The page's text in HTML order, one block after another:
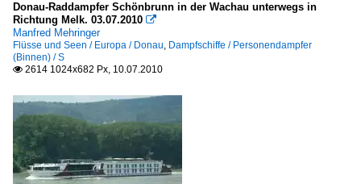
Donau-Raddampfer Schönbrunn in der Wachau unterwegs in
Richtung Melk. 03.07.2010 
Manfred Mehringer
Flüsse und Seen / Europa / Donau, Dampfschiffe / Personendampfer
(Binnen) / S
 2614 1024x682 Px, 10.07.2010